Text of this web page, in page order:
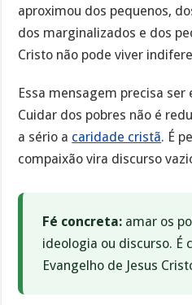
aproximou dos pequenos,
dos marginalizados e dos
Cristo não pode viver
Essa mensagem precisa
Cuidar dos pobres não é
a sério a caridade cristã. É
compaixão vira discurso
Fé concreta: amar os
ideologia ou discurso. É
Evangelho de Jesus